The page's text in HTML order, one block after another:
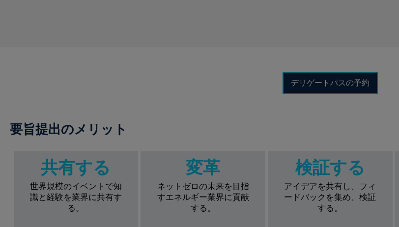
デリゲートパスの予約
要旨提出のメリット
共有する
世界規模のイベントで知
識と経験を業界に共有す
る。
変革
ネットゼロの未来を目指
すエネルギー業界に貢献
する。
検証する
アイデアを共有し、フィ
ードバックを集め、検証
する。